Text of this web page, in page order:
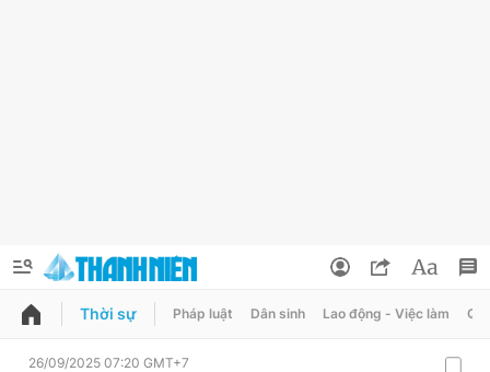
QUẢNG CÁO
Thời sự Pháp luật Dân sinh Lao động - Việc làm
26/09/2025 07:20 GMT+7